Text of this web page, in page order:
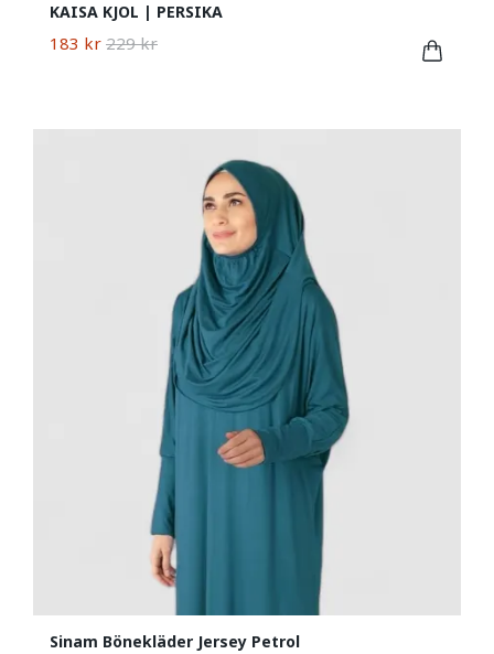
KAISA KJOL | PERSIKA
183 kr 229 kr
Sinam Bönekläder Jersey Petrol